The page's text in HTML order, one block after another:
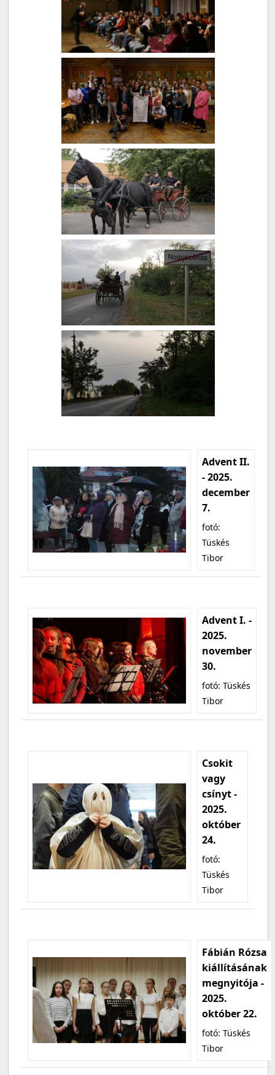
Advent II.
- 2025.
december
7.
fotó:
Tüskés
Tibor
Advent I. -
2025.
november
30.
fotó: Tüskés
Tibor
Csokit
vagy
csínyt -
2025.
október
24.
fotó:
Tüskés
Tibor
Fábián Rózsa
kiállításának
megnyitója -
2025.
október 22.
fotó: Tüskés
Tibor